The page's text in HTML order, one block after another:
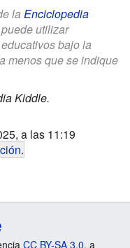
la Enciclopedia
utilizar
bajo la
a menos que se indique
Kiddle.
a las 11:19
.
CC BY-SA 3.0, a